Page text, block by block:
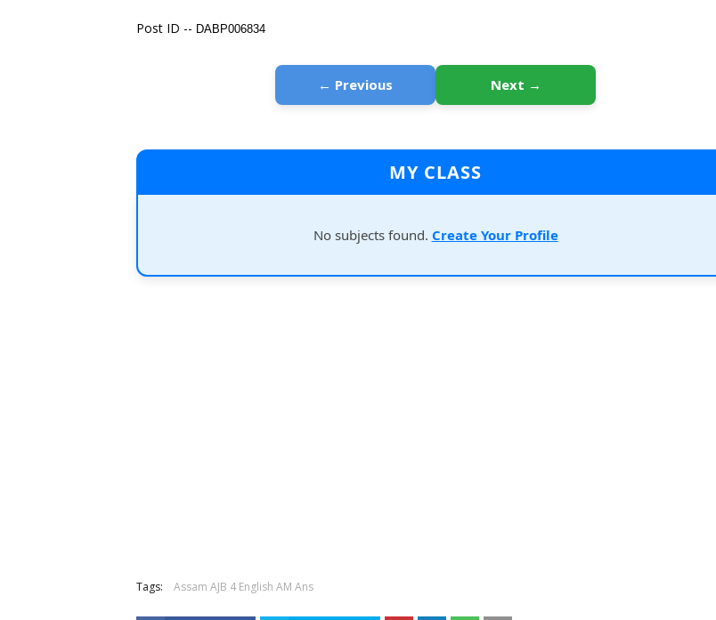
Post ID -- DABP006834
← Previous Next →
MY CLASS
No subjects found. Create Your Profile
Tags: Assam AJB 4 English AM Ans